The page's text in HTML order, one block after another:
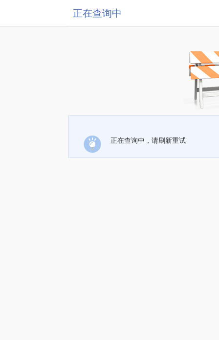
正在查询中
正在查询中，请刷新重试